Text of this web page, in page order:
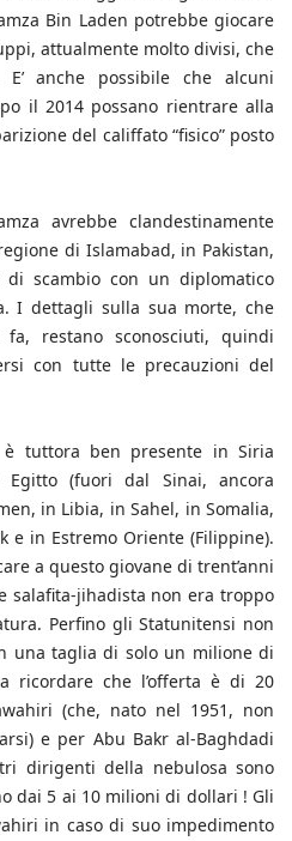
Bin Laden potrebbe giocare
attualmente molto divisi, che
anche possibile che alcuni
il 2014 possano rientrare alla
del califfato “fisico” posto
avrebbe clandestinamente
di Islamabad, in Pakistan,
scambio con un diplomatico
I dettagli sulla sua morte, che
restano sconosciuti, quindi
con tutte le precauzioni del
è tuttora ben presente in Siria
(fuori dal Sinai, ancora
in Libia, in Sahel, in Somalia,
e in Estremo Oriente (Filippine).
a questo giovane di trent’anni
salafita-jihadista non era troppo
Perfino gli Statunitensi non
una taglia di solo un milione di
ricordare che l’offerta è di 20
(che, nato nel 1951, non
e per Abu Bakr al-Baghdadi
dirigenti della nebulosa sono
dai 5 ai 10 milioni di dollari ! Gli
in caso di suo impedimento